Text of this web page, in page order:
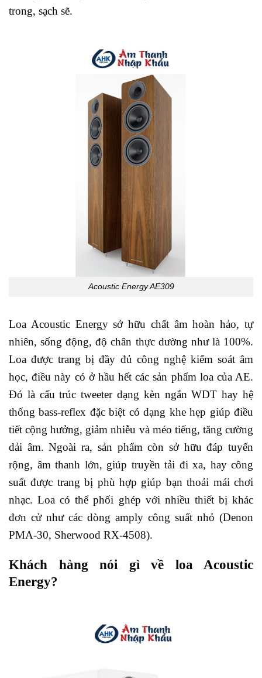
trong, sạch sẽ.
Acoustic Energy AE309
Loa Acoustic Energy sở hữu chất âm hoàn hảo, tự
nhiên, sống động, độ chân thực dường như là 100%.
Loa được trang bị đầy đủ công nghệ kiểm soát âm
học, điều này có ở hầu hết các sản phẩm loa của AE.
Đó là cấu trúc tweeter dạng kèn ngắn WDT hay hệ
thống bass-reflex đặc biệt có dạng khe hẹp giúp điều
tiết cộng hưởng, giảm nhiễu và méo tiếng, tăng cường
dải âm. Ngoài ra, sản phẩm còn sở hữu đáp tuyến
rộng, âm thanh lớn, giúp truyền tải đi xa, hay công
suất được trang bị phù hợp giúp bạn thoải mái chơi
nhạc. Loa có thể phối ghép với nhiều thiết bị khác
đơn cử như các dòng amply công suất nhỏ (Denon
PMA-30, Sherwood RX-4508).
Khách hàng nói gì về loa Acoustic
Energy?